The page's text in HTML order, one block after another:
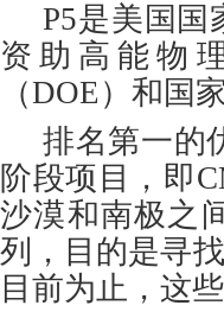
P5是美国国
资助高能物
（DOE）和国
排名第一的
阶段项目，即
沙漠和南极之
列，目的是寻
目前为止，这